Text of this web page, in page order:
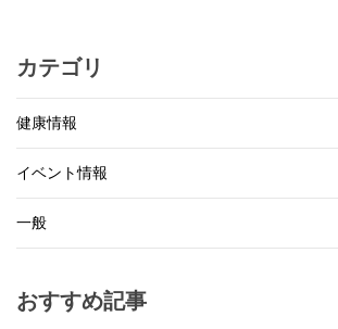
カテゴリ
健康情報
イベント情報
一般
おすすめ記事